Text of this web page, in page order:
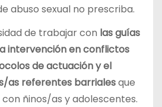
abuso sexual no prescriba.
de trabajar con las guías
intervención en conflictos
de actuación y el
as referentes barrialesque
ñinos/as y adolescentes.